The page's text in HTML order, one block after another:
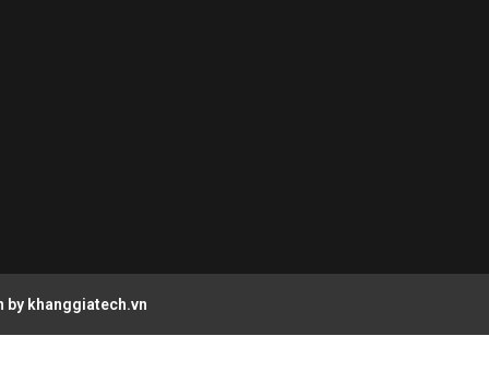
by khanggiatech.vn